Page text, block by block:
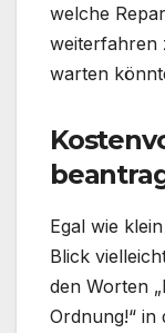
welche
weiterfahren
warten
Egal wie
Blick
den Worten
Ordnung!“ in